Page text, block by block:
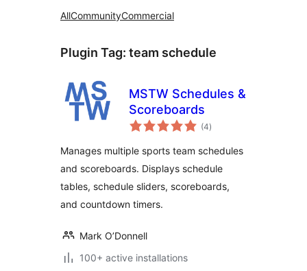
AllCommunityCommercial
Plugin Tag: team schedule
MSTW Schedules &
Scoreboards
(4total
ratings
)
Manages multiple sports team schedules
and scoreboards. Displays schedule
tables, schedule sliders, scoreboards,
and countdown timers.
Mark O’Donnell
100+ active installations